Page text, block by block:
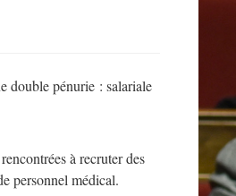
double pénurie : salariale
à recruter des
personnel médical.